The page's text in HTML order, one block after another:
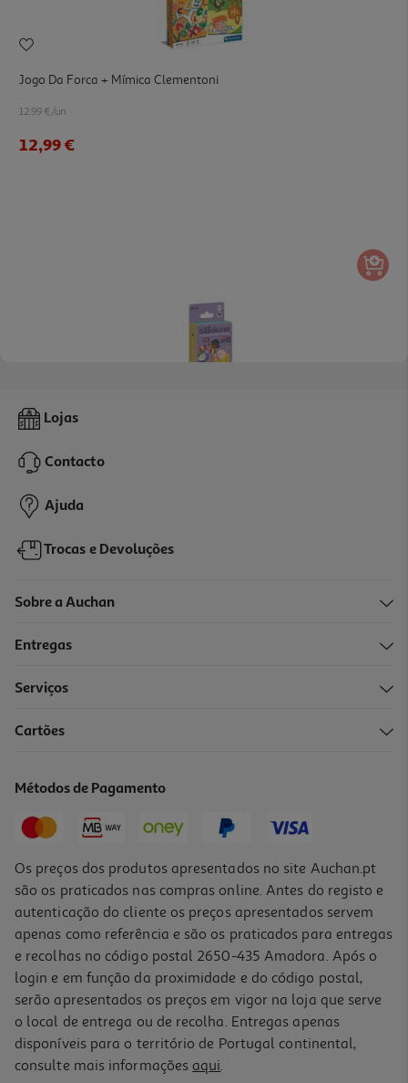
Jogo Da Forca + Mímica Clementoni
12.99 €/un
12,99 €
Jogo Das Bandeiras Clementoni
5,99 €
Jogo Ludo + Tangram Clementoni
Lojas
Contacto
Ajuda
Trocas e Devoluções
Sobre a Auchan
Entregas
Serviços
Cartões
Métodos de Pagamento
Os preços dos produtos apresentados no site Auchan.pt
são os praticados nas compras online. Antes do registo e
autenticação do cliente os preços apresentados servem
apenas como referência e são os praticados para entregas
e recolhas no código postal 2650-435 Amadora. Após o
login e em função da proximidade e do código postal,
serão apresentados os preços em vigor na loja que serve
o local de entrega ou de recolha. Entregas apenas
disponíveis para o território de Portugal continental,
consulte mais informações aqui.